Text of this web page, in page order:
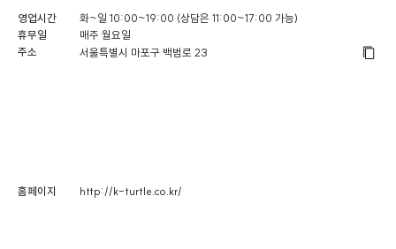
영업시간
화~일 10:00~19:00 (상담은 11:00~17:00 가능)
휴무일
매주 월요일
주소
서울특별시 마포구 백범로 23
홈페이지 http://k-turtle.co.kr/